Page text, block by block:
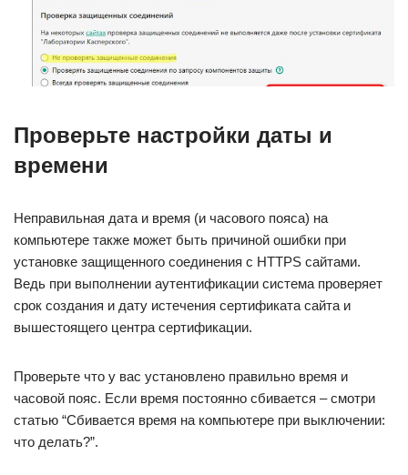
Проверьте настройки даты и
времени
Неправильная дата и время (и часового пояса) на
компьютере также может быть причиной ошибки при
установке защищенного соединения с HTTPS сайтами.
Ведь при выполнении аутентификации система проверяет
срок создания и дату истечения сертификата сайта и
вышестоящего центра сертификации.
Проверьте что у вас установлено правильно время и
часовой пояс. Если время постоянно сбивается – смотри
статью “Сбивается время на компьютере при выключении:
что делать?”.